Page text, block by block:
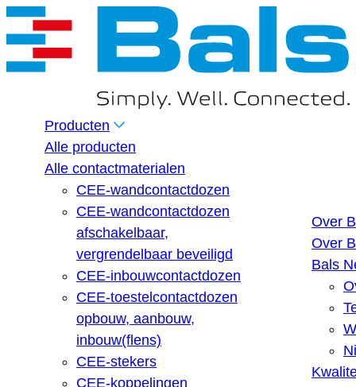
Producten
Alle producten
Alle contactmaterialen
CEE-wandcontactdozen
CEE-wandcontactdozen
afschakelbaar,
vergrendelbaar beveiligd
CEE-inbouwcontactdozen
CEE-toestelcontactdozen
opbouw, aanbouw,
inbouw(flens)
CEE-stekers
CEE-koppelingen
Over
Over
Bals